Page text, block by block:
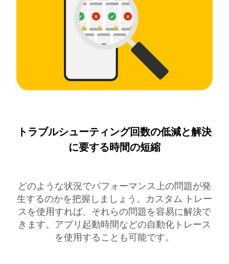
トラブルシューティング回数の低減と解決
に要する時間の短縮
どのような状況でパフォーマンス上の問題が発
生するのかを把握しましょう。カスタム トレー
スを使用すれば、それらの問題を容易に解決で
きます。アプリ起動時間などの自動化トレース
を使用することも可能です。